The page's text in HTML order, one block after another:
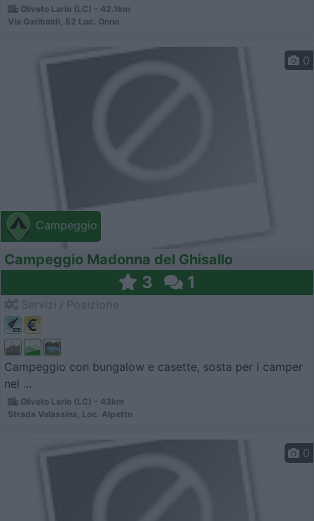
Oliveto Lario (LC) - 42.1km
Via Garibaldi, 52 Loc. Onno
Campeggio
0
Campeggio Madonna del Ghisallo
3 1
Campeggio con bungalow e casette, sosta per i camper
nel ...
Oliveto Lario (LC) - 43km
Strada Valassina, Loc. Alpetto
0